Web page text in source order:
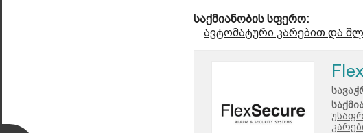
საქმიანობის სფერო:
ავტომატური კარებით და